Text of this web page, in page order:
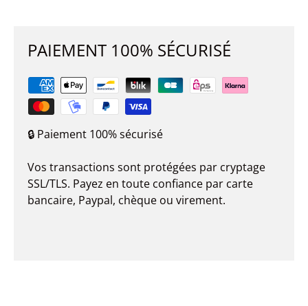
PAIEMENT 100% SÉCURISÉ
🔒 Paiement 100% sécurisé
Vos transactions sont protégées par cryptage
SSL/TLS. Payez en toute confiance par carte
bancaire, Paypal, chèque ou virement.